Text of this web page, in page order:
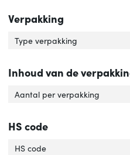
Verpakking
Type verpakking
Inhoud van de
Aantal per verpakking
HS code
HS code